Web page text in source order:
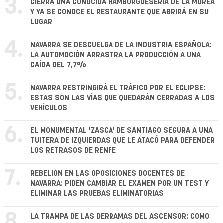
3.
CIERRA UNA CONOCIDA HAMBURGUESERÍA DE LA MOREA
Y YA SE CONOCE EL RESTAURANTE QUE ABRIRÁ EN SU
LUGAR
4.
NAVARRA SE DESCUELGA DE LA INDUSTRIA ESPAÑOLA:
LA AUTOMOCIÓN ARRASTRA LA PRODUCCIÓN A UNA
CAÍDA DEL 7,7%
5.
NAVARRA RESTRINGIRÁ EL TRÁFICO POR EL ECLIPSE:
ESTAS SON LAS VÍAS QUE QUEDARÁN CERRADAS A LOS
VEHÍCULOS
6.
EL MONUMENTAL 'ZASCA' DE SANTIAGO SEGURA A UNA
TUITERA DE IZQUIERDAS QUE LE ATACÓ PARA DEFENDER
LOS RETRASOS DE RENFE
7.
REBELIÓN EN LAS OPOSICIONES DOCENTES DE
NAVARRA: PIDEN CAMBIAR EL EXAMEN POR UN TEST Y
ELIMINAR LAS PRUEBAS ELIMINATORIAS
LA TRAMPA DE LAS DERRAMAS DEL ASCENSOR: CÓMO